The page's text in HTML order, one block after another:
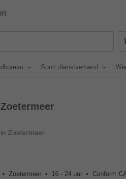
Soort dienstverband
Zoetermeer
Zoetermeer • 16 - 24 uur • Conform